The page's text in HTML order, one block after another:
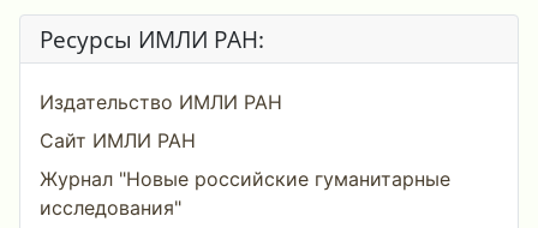
Ресурсы ИМЛИ РАН:
Издательство ИМЛИ РАН
Сайт ИМЛИ РАН
Журнал "Новые российские гуманитарные
исследования"